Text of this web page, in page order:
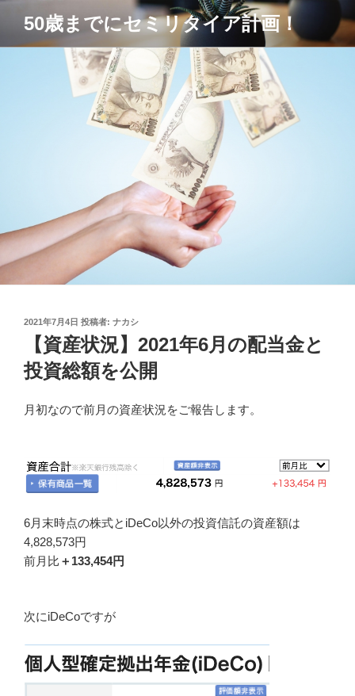
テ
50歳までにセミリタイア計画！
投
2021年7月4日 投稿者: ナカシ
【資産状況】2021年6月の配当金と
投資総額を公開
月初なので前月の資産状況をご報告します。
6月末時点の株式とiDeCo以外の投資信託の資産額は
4,828,573円
前月比 ＋133,454円
次にiDeCoですが